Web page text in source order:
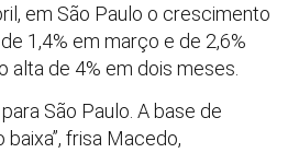
em São Paulo o crescimento
1,4% em março e de 2,6%
alta de 4% em dois meses.
São Paulo. A base de
frisa Macedo,